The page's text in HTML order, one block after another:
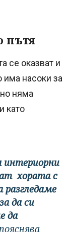
пътя
се оказват и
има насоки за
няма
като
интериорни
хората с
разгледаме
да си
да